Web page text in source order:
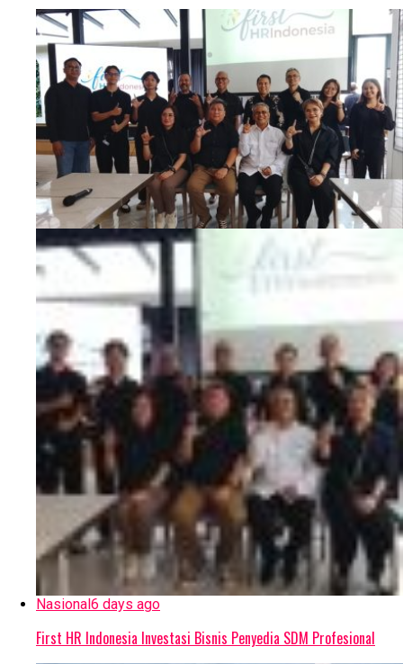
Nasional 6 days ago
First HR Indonesia Investasi Bisnis Penyedia SDM Profesional